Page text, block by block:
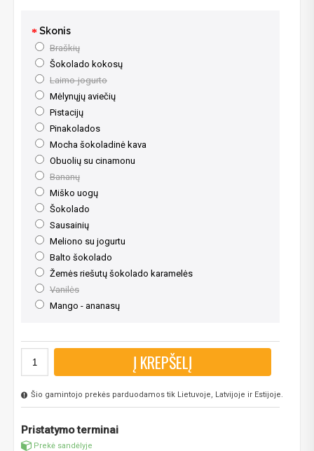
Skonis
Braškių
Šokolado kokosų
Laimo-jogurto
Mėlynųjų aviečių
Pistacijų
Pinakolados
Mocha šokoladinė kava
Obuolių su cinamonu
Bananų
Miško uogų
Šokolado
Sausainių
Meliono su jogurtu
Balto šokolado
Žemės riešutų šokolado karamelės
Vanilės
Mango - ananasų
Į KREPŠELĮ
Šio gamintojo prekės parduodamos tik Lietuvoje, Latvijoje ir Estijoje.
Pristatymo terminai
Prekė sandėlyje